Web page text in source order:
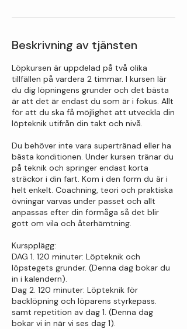
Beskrivning av tjänsten
Löpkursen är uppdelad på två olika
tillfällen på vardera 2 timmar. I kursen lär
du dig löpningens grunder och det bästa
är att det är endast du som är i fokus. Allt
för att du ska få möjlighet att utveckla din
löpteknik utifrån din takt och nivå.
Du behöver inte vara supertränad eller ha
bästa konditionen. Under kursen tränar du
på teknik och springer endast korta
sträckor i din fart. Kom i den form du är i
helt enkelt. Coachning, teori och praktiska
övningar varvas under passet och allt
anpassas efter din förmåga så det blir
gott om vila och återhämtning.
Kurspplägg:
DAG 1. 120 minuter: Löpteknik och
löpstegets grunder. (Denna dag bokar du
in i kalendern).
Dag 2. 120 minuter: Löpteknik för
backlöpning och löparens styrkepass.
samt repetition av dag 1. (Denna dag
bokar vi in när vi ses dag 1).